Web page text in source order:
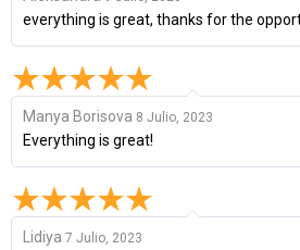
everything is great, thanks for the
Manya Borisova 8 Julio, 2023
Everything is great!
Lidiya 7 Julio, 2023